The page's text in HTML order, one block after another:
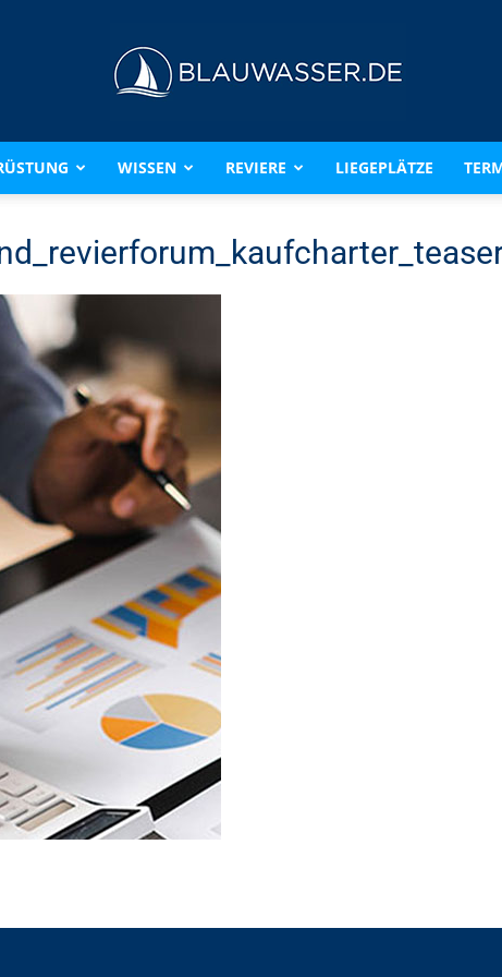
BLAUWASSER.DE
WISSEN REVIERE LIEGEPLÄTZE